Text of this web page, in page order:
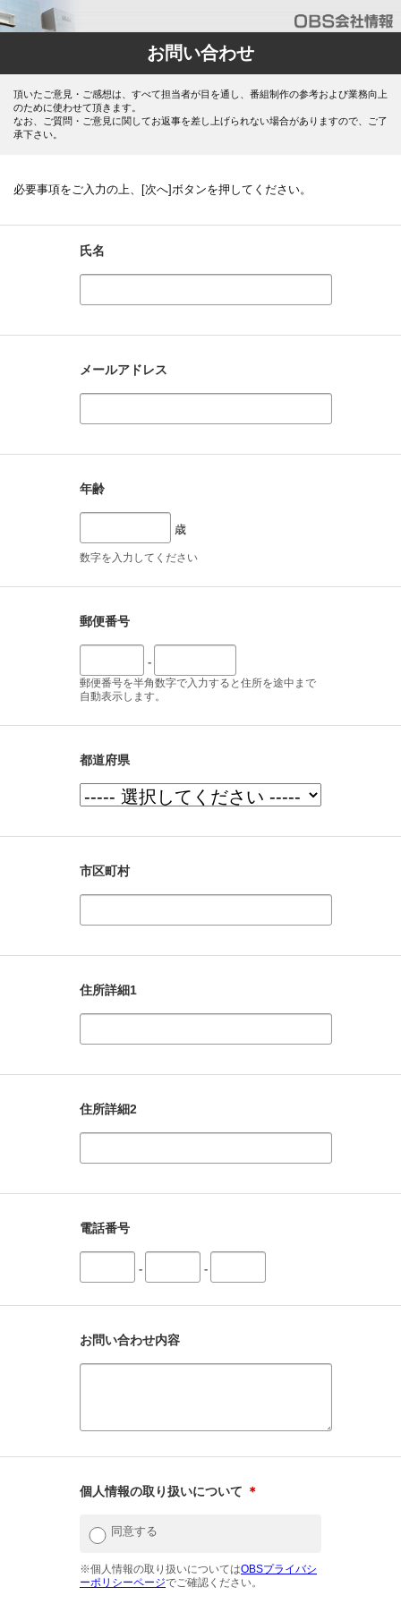
お問い合わせ
頂いたご意見・ご感想は、すべて担当者が目を通し、番組制作の参考および業務向上
のために使わせて頂きます。
なお、ご質問・ご意見に関してお返事を差し上げられない場合がありますので、ご了
承下さい。
必要事項をご入力の上、[次へ]ボタンを押してください。
氏名
メールアドレス
年齢
歳
数字を入力してください
郵便番号
-
郵便番号を半角数字で入力すると住所を途中まで
自動表示します。
都道府県
市区町村
住所詳細1
住所詳細2
電話番号
- -
お問い合わせ内容
個人情報の取り扱いについて ＊
同意する
※個人情報の取り扱いについてはOBSプライバシ
ーポリシーページでご確認ください。